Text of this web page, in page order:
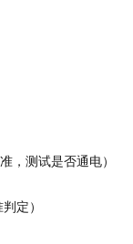
，测试是否通电）
定）